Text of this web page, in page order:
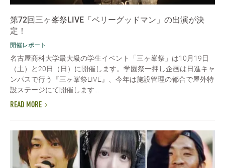
第72回三ヶ峯祭LIVE「ベリーグッドマン」の出演が決
定！
開催レポート
名古屋商科大学最大級の学生イベント「三ヶ峯祭」は10月19日
（土）と20日（日）に開催します。学園祭一押し企画は日進キャ
ンパスで行う『三ヶ峯祭LIVE』、今年は施設管理の都合で屋外特
設ステージにて開催します...
READ MORE